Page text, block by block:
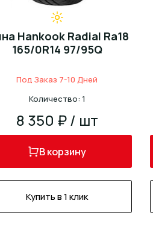
Hankook Radial Ra18
165/0R14 97/95Q
Под Заказ 7-10 Дней
Количество: 1
8 350 ₽ / шт
В корзину
Купить в 1 клик